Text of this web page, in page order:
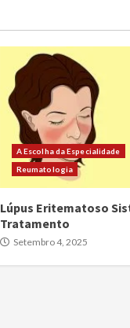
A Escolha da Especialidade
Reumatologia
Lúpus Eritematoso
Tratamento
Setembro 4, 2025